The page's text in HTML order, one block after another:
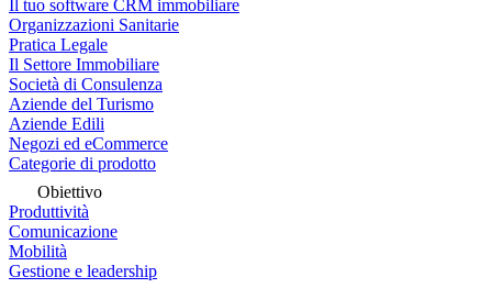
Il tuo software CRM immobiliare
Organizzazioni Sanitarie
Pratica Legale
Il Settore Immobiliare
Società di Consulenza
Aziende del Turismo
Aziende Edili
Negozi ed eCommerce
Categorie di prodotto
Obiettivo
Produttività
Comunicazione
Mobilità
Gestione e leadership